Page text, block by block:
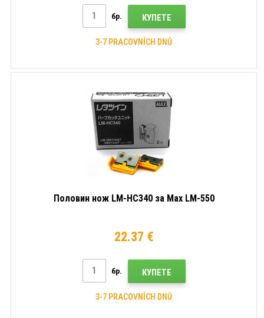
бр. КУПЕТЕ
3-7 PRACOVNÍCH DNŮ
Половин нож LM-HC340 за Max LM-550
22.37 €
бр. КУПЕТЕ
3-7 PRACOVNÍCH DNŮ